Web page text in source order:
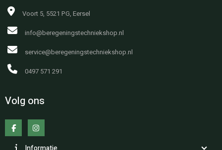
Voort 5, 5521 PG, Eersel
info@beregeningstechniekshop.nl
service@beregeningstechniekshop.nl
0497 571 291
Volg ons